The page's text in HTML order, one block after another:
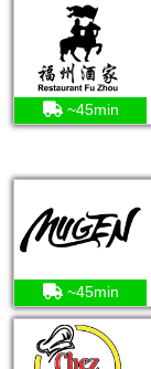
~45min
~45min